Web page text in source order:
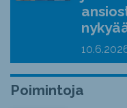
Poimintoja